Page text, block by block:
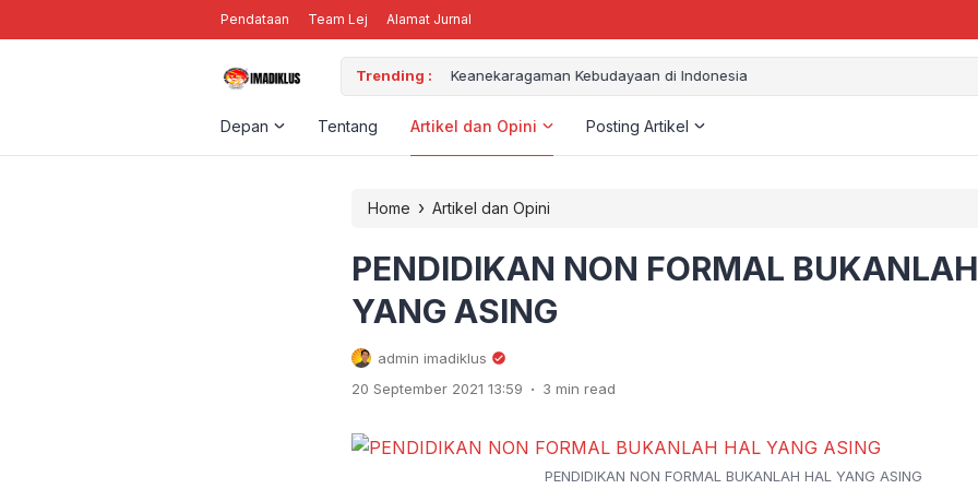
Pendataan Team Lej Alamat Jurnal
Trending : Keanekaragaman Kebudayaan di Indonesia
Depan Tentang Artikel dan Opini Posting Artikel
Home › Artikel dan Opini
PENDIDIKAN NON FORMAL
YANG ASING
admin imadiklus
20 September 2021 13:59 . 3 min read
PENDIDIKAN NON FORMAL BUKANLAH HAL YANG ASING